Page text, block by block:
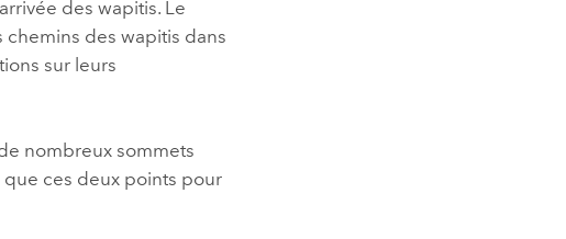
des wapitis. Le
des wapitis dans
sur leurs
nombreux sommets
ces deux points pour